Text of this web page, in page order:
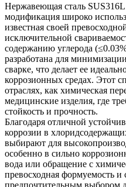
Нержавеющая сталь
модификация широко
известная своей
исключительной
содержанию углерода
разработана для
сварке, что делает ее
коррозионных средах. Этот
отраслях, как химическая
медицинские изделия, где
стойкость и прочность.
Благодаря отличной
коррозии в
выбирают для
особенно в сильно
вода или обращение с
превосходная формуемость и
предпочтительным выбором